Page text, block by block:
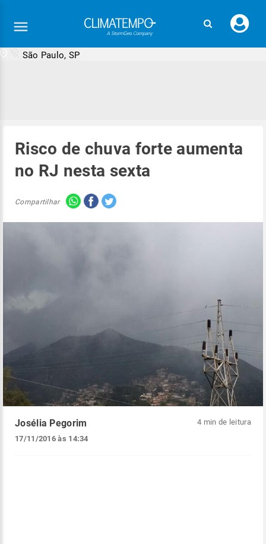
seu
São Paulo, SP
Risco de chuva forte aumenta
no RJ nesta sexta
Compartilhar
Josélia Pegorim
17/11/2016 às 14:34
4 min de leitura